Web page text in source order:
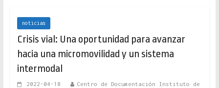
noticias
Crisis vial: Una oportunidad para avanzar
hacia una micromovilidad y un sistema
intermodal
2022-04-18 Centro de Documentación Instituto de